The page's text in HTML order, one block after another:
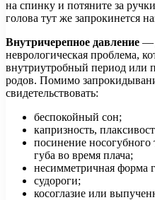
на спинку и потяните за
голова тут же запрокинется
Внутричерепное давление —
неврологическая проблема,
внутриутробный период или
родов. Помимо
свидетельствовать:
беспокойный сон;
капризность,
посинение носогубного
губа во время плача;
несимметричная форма
судороги;
косоглазие или